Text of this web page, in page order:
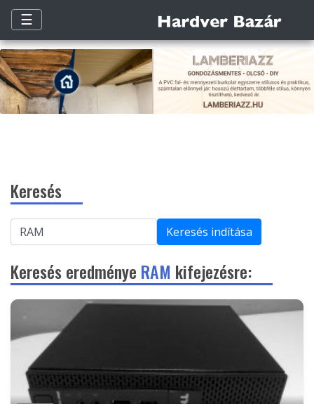
☰
Keresés
Keresés indítása
Keresés eredménye RAM kifejezésre: